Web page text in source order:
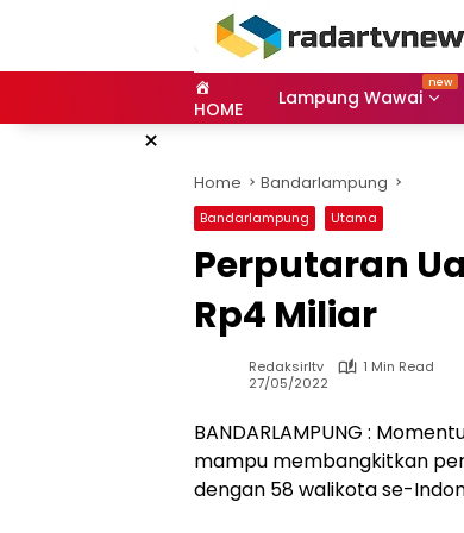
HOME Lampung Wawai
×
Home Bandarlampung
Bandarlampung Utama
Perputaran
Rp4 Miliar
Redaksirltv
1 Min Read
27/05/2022
BANDARLAMPUNG :
mampu membangkitkan
dengan 58 walikota se-